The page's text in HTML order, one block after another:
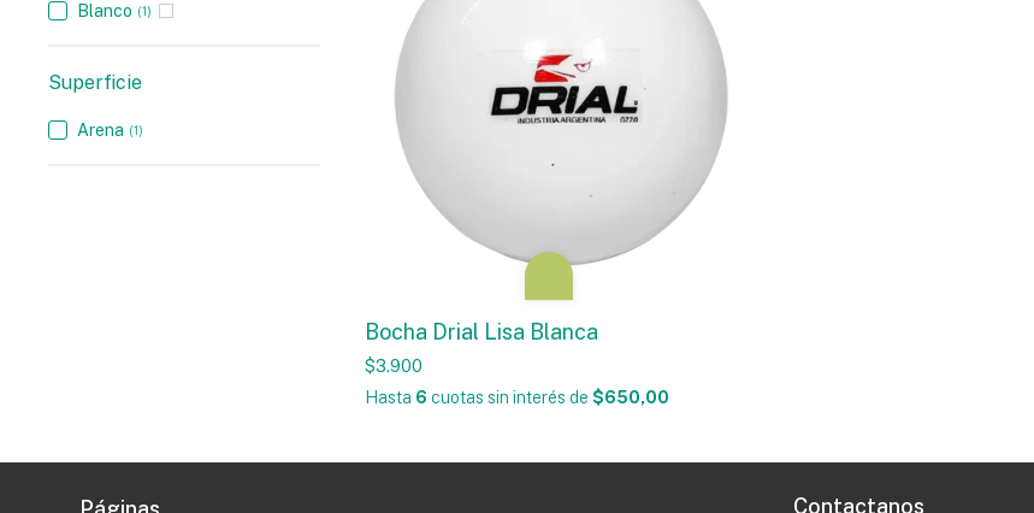
Blanco (1)
Superficie
Arena (1)
Bocha Drial Lisa Blanca
$3.900
Hasta 6 cuotas sin interés de $650,00
Contactanos